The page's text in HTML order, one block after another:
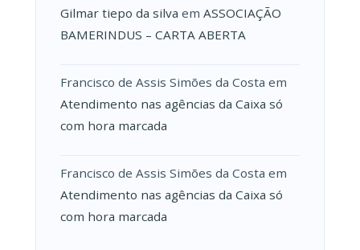
Gilmar tiepo da silva em ASSOCIAÇÃO
BAMERINDUS – CARTA ABERTA
Francisco de Assis Simões da Costa em
Atendimento nas agências da Caixa só
com hora marcada
Francisco de Assis Simões da Costa em
Atendimento nas agências da Caixa só
com hora marcada